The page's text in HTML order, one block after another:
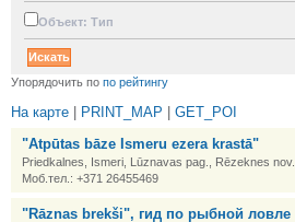
Oбъект: Тип
Упорядочить по по рейтингу
На карте PRINT_MAP
GET_POI
"Atpūtas bāze Ismeru ezera krastā"
Priedkalnes, Ismeri, Lūznavas pag., Rēzeknes nov.
Моб.тел.: +371 26455469
"Rāznas brekši", гид по рыбной ловле